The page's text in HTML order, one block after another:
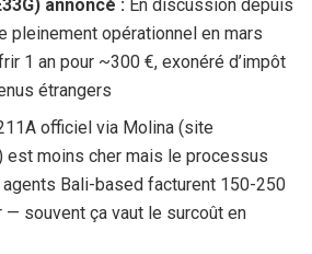
annoncé : En discussion depuis
pleinement opérationnel en mars
1 an pour ~300 €, exonéré d’impôt
étrangers
officiel via Molina (site
est moins cher mais le processus
Bali-based facturent 150-250
— souvent ça vaut le surcoût en